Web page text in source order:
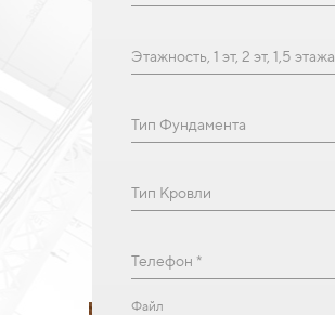
Этажность, 1 эт, 2 эт, 1,5 этажа
Тип Фундамента
Тип Кровли
Телефон *
Файл